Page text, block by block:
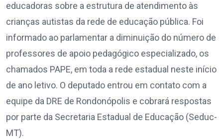
educadoras sobre a estrutura de atendimento às
crianças autistas da rede de educação pública. Foi
informado ao parlamentar a diminuição do número de
professores de apoio pedagógico especializado, os
chamados PAPE, em toda a rede estadual neste início
de ano letivo. O deputado entrou em contato com a
equipe da DRE de Rondonópolis e cobrará respostas
por parte da Secretaria Estadual de Educação (Seduc-
MT).